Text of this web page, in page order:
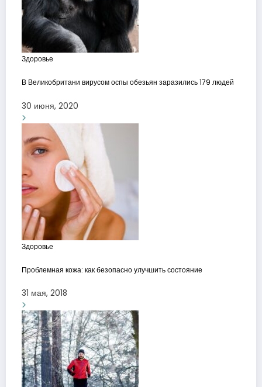
Здоровье
В Великобритани вирусом оспы обезьян заразились 179 людей
30 июня, 2020
Здоровье
Проблемная кожа: как безопасно улучшить состояние
31 мая, 2018